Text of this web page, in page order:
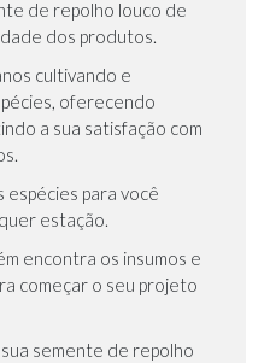
de repolho louco de
dos produtos.
cultivando e
oferecendo
a sua satisfação com
para você
estação.
encontra os insumos e
começar o seu projeto
semente de repolho